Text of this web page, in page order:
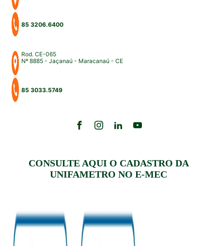
85 3206.6400
Rod. CE-065
Nº 8885 - Jaçanaú - Maracanaú - CE
85 3033.5749
CONSULTE AQUI O CADASTRO DA
UNIFAMETRO NO E-MEC